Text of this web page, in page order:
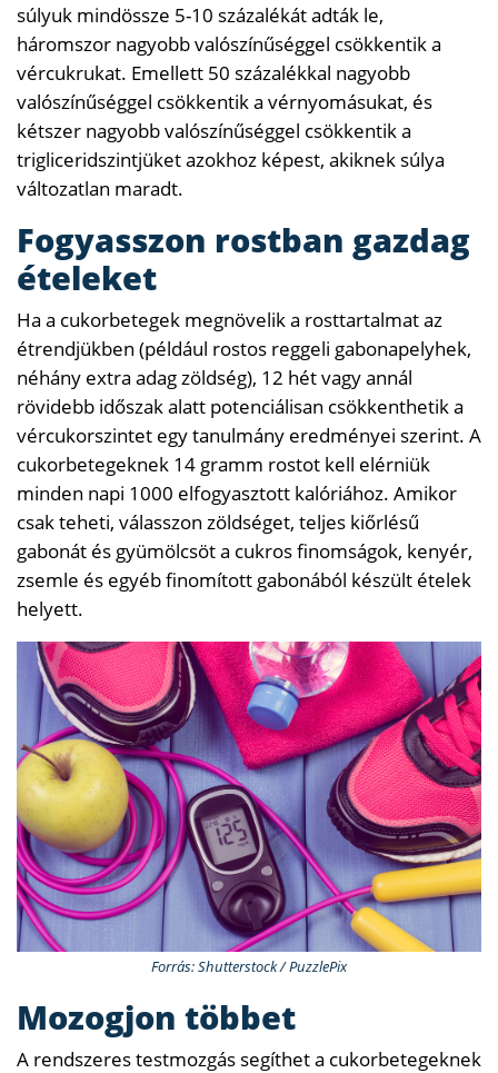
súlyuk mindössze 5-10 százalékát adták le,
háromszor nagyobb valószínűséggel csökkentik a
vércukrukat. Emellett 50 százalékkal nagyobb
valószínűséggel csökkentik a vérnyomásukat, és
kétszer nagyobb valószínűséggel csökkentik a
trigliceridszintjüket azokhoz képest, akiknek súlya
változatlan maradt.
Fogyasszon rostban gazdag
ételeket
Ha a cukorbetegek megnövelik a rosttartalmat az
étrendjükben (például rostos reggeli gabonapelyhek,
néhány extra adag zöldség), 12 hét vagy annál
rövidebb időszak alatt potenciálisan csökkenthetik a
vércukorszintet egy tanulmány eredményei szerint. A
cukorbetegeknek 14 gramm rostot kell elérniük
minden napi 1000 elfogyasztott kalóriához. Amikor
csak teheti, válasszon zöldséget, teljes kiőrlésű
gabonát és gyümölcsöt a cukros finomságok, kenyér,
zsemle és egyéb finomított gabonából készült ételek
helyett.
Forrás: Shutterstock / PuzzlePix
Mozogjon többet
A rendszeres testmozgás segíthet a cukorbetegeknek